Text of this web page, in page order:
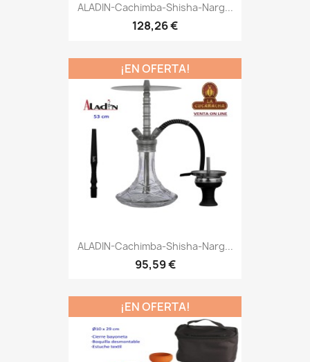
ALADIN-Cachimba-Shisha-Narg...
128,26 €
ALADIN-Cachimba-Shisha-Narg...
95,59 €
¡EN OFERTA!
¡EN OFERTA!